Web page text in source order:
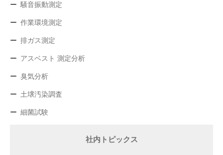
騒音振動測定
作業環境測定
排ガス測定
アスベスト 測定分析
臭気分析
土壌汚染調査
細菌試験
社内トピックス